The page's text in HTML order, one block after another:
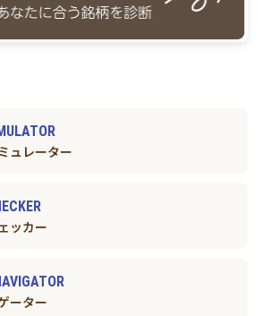
ュレーター
ッカー
ーター